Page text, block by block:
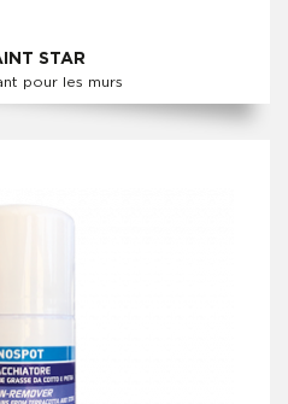
STAR
pour les murs